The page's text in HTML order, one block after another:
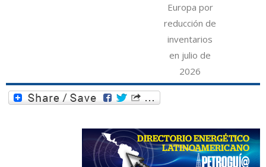
Europa por
reducción de
inventarios
en julio de
2026